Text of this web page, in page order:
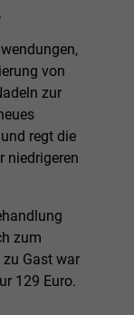
von
zur
regt die
niedrigeren
zum
zu Gast war
129 Euro.